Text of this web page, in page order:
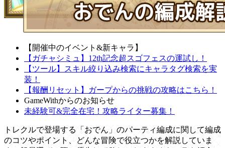
【開催中のイベント&新キャラ】
【ガチャシミュ】12th記念超スゴフェスの運試し！
【ツール】スキル絞り込み検索にキャラタグ検索を実
装！
【報酬リセット】ガープからの挑戦の攻略はこちら！
GameWithからのお知らせ
未経験可&完全在宅！攻略ライター募集！
トレクルで登場する「おでん」のパーティ編成に関して編成
のコツやポイント、どんな冒険で役立つかを解説していま